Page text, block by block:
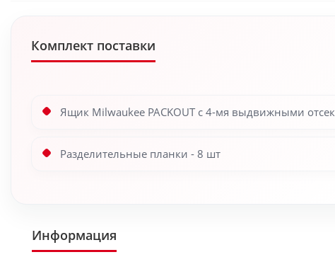
Комплект поставки
Ящик Milwaukee PACKOUT с 4-мя выдвижными
Разделительные планки - 8 шт
Информация